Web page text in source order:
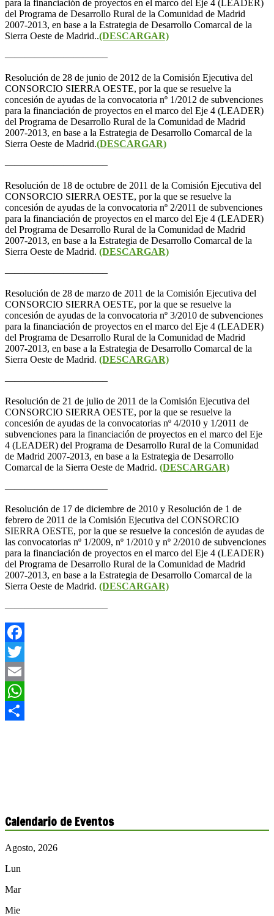
para la financiación de proyectos en el marco del Eje 4 (LEADER)
del Programa de Desarrollo Rural de la Comunidad de Madrid
2007-2013, en base a la Estrategia de Desarrollo Comarcal de la
Sierra Oeste de Madrid..(DESCARGAR)
——————————–
Resolución de 28 de junio de 2012 de la Comisión Ejecutiva del
CONSORCIO SIERRA OESTE, por la que se resuelve la
concesión de ayudas de la convocatoria nº 1/2012 de subvenciones
para la financiación de proyectos en el marco del Eje 4 (LEADER)
del Programa de Desarrollo Rural de la Comunidad de Madrid
2007-2013, en base a la Estrategia de Desarrollo Comarcal de la
Sierra Oeste de Madrid.(DESCARGAR)
——————————–
Resolución de 18 de octubre de 2011 de la Comisión Ejecutiva del
CONSORCIO SIERRA OESTE, por la que se resuelve la
concesión de ayudas de la convocatoria nº 2/2011 de subvenciones
para la financiación de proyectos en el marco del Eje 4 (LEADER)
del Programa de Desarrollo Rural de la Comunidad de Madrid
2007-2013, en base a la Estrategia de Desarrollo Comarcal de la
Sierra Oeste de Madrid. (DESCARGAR)
——————————–
Resolución de 28 de marzo de 2011 de la Comisión Ejecutiva del
CONSORCIO SIERRA OESTE, por la que se resuelve la
concesión de ayudas de la convocatoria nº 3/2010 de subvenciones
para la financiación de proyectos en el marco del Eje 4 (LEADER)
del Programa de Desarrollo Rural de la Comunidad de Madrid
2007-2013, en base a la Estrategia de Desarrollo Comarcal de la
Sierra Oeste de Madrid. (DESCARGAR)
——————————–
Resolución de 21 de julio de 2011 de la Comisión Ejecutiva del
CONSORCIO SIERRA OESTE, por la que se resuelve la
concesión de ayudas de la convocatorias nº 4/2010 y 1/2011 de
subvenciones para la financiación de proyectos en el marco del Eje
4 (LEADER) del Programa de Desarrollo Rural de la Comunidad
de Madrid 2007-2013, en base a la Estrategia de Desarrollo
Comarcal de la Sierra Oeste de Madrid. (DESCARGAR)
——————————–
Resolución de 17 de diciembre de 2010 y Resolución de 1 de
febrero de 2011 de la Comisión Ejecutiva del CONSORCIO
SIERRA OESTE, por la que se resuelve la concesión de ayudas de
las convocatorias nº 1/2009, nº 1/2010 y nº 2/2010 de subvenciones
para la financiación de proyectos en el marco del Eje 4 (LEADER)
del Programa de Desarrollo Rural de la Comunidad de Madrid
2007-2013, en base a la Estrategia de Desarrollo Comarcal de la
Sierra Oeste de Madrid. (DESCARGAR)
——————————–
Facebook
Twitter
Email
WhatsApp
Calendario de Eventos
Agosto, 2026
Lun
Mar
Mie